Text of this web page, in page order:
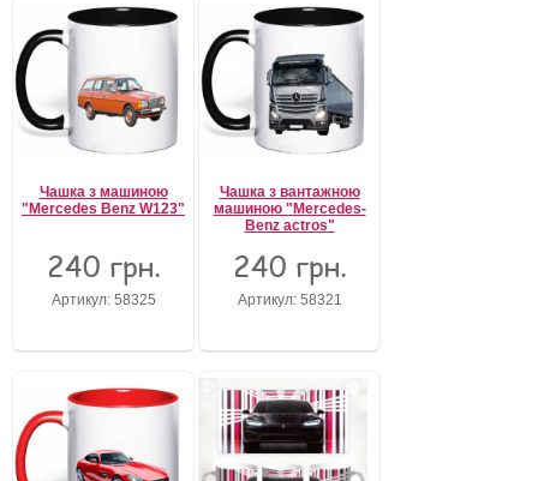
Чашка з машиною
"Mercedes Benz W123"
240 грн.
Артикул: 58325
Чашка з вантажною
машиною "Mercedes-
Benz actros"
240 грн.
Артикул: 58321